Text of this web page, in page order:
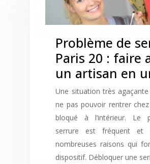
Problème de
Paris 20 : faire
un artisan en
Une situation très
ne pas pouvoir rentrer
bloqué à l’intérieur. Le
serrure est fréquent et
nombreuses raisons qui
dispositif. Débloquer une